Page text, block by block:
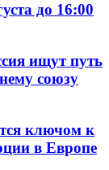
до 16:00
ищут путь
союзу
ключом к
в Европе